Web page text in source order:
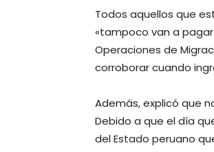
Todos aquellos que
«tampoco van a
Operaciones de
corroborar cuando
Además, explicó que
Debido a que el día
del Estado peruano